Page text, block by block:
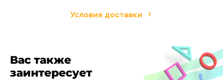
Условия доставки
Вас также
заинтересует